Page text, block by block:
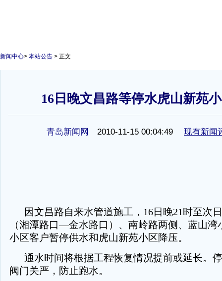
新闻中心> 本站公告 > 正文
16日晚文昌路等停水虎山新苑
青岛新闻网 2010-11-15 00:04:49 现有新闻
因文昌路自来水管道施工，16日晚21时至次
（湘潭路口—金水路口）、南岭路两侧、蓝山湾
小区客户暂停供水和虎山新苑小区降压。
通水时间将根据工程恢复情况提前或延长。
阀门关严，防止跑水。